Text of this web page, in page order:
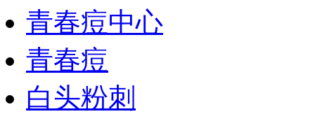
青春痘中心
青春痘
白头粉刺